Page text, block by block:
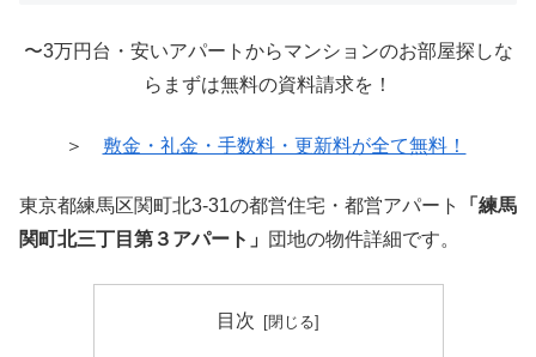
〜3万円台・安いアパートからマンションのお部屋探しな
らまずは無料の資料請求を！
＞ 敷金・礼金・手数料・更新料が全て無料！
東京都練馬区関町北3-31の都営住宅・都営アパート
「練馬
関町北三丁目第３アパート」
団地の物件詳細です。
目次